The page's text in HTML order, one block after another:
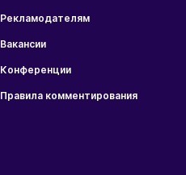
Рекламодателям
Вакансии
Конференции
Правила комментирования